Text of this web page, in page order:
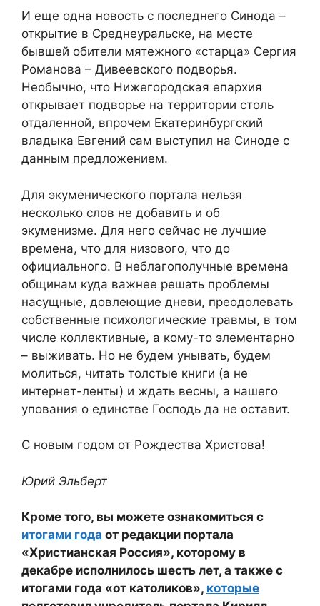
И еще одна новость с последнего Синода –
открытие в Среднеуральске, на месте
бывшей обители мятежного «старца» Сергия
Романова – Дивеевского подворья.
Необычно, что Нижегородская епархия
открывает подворье на территории столь
отдаленной, впрочем Екатеринбургский
владыка Евгений сам выступил на Синоде с
данным предложением.
Для экуменического портала нельзя
несколько слов не добавить и об
экуменизме. Для него сейчас не лучшие
времена, что для низового, что до
официального. В неблагополучные времена
общинам куда важнее решать проблемы
насущные, довлеющие дневи, преодолевать
собственные психологические травмы, в том
числе коллективные, а кому-то элементарно
– выживать. Но не будем унывать, будем
молиться, читать толстые книги (а не
интернет-ленты) и ждать весны, а нашего
упования о единстве Господь да не оставит.
С новым годом от Рождества Христова!
Юрий Эльберт
Кроме того, вы можете ознакомиться с
итогами года от редакции портала
«Христианская Россия», которому в
декабре исполнилось шесть лет, а также с
итогами года «от католиков», которые